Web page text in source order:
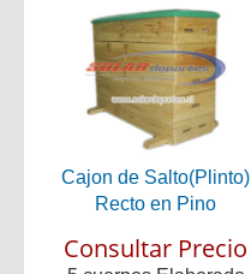
Cajon de Salto(Plinto)
Recto en Pino
Consultar Precio